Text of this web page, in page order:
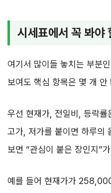
시세표에서 꼭 봐야
여기서 많이들 놓치는 부분
보여도 핵심 항목은 몇 개 안
우선 현재가, 전일비, 등락률
고가, 저가를 붙이면 하루의
보면 “관심이 붙은 장인지”
예를 들어 현재가가